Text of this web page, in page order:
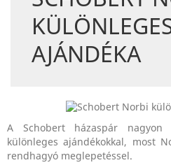
AJÁNDÉKA
A Schobert házaspár nagyon
különleges ajándékokkal, most
rendhagyó meglepetéssel.